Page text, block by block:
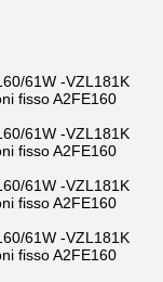
61W -VZL181K
fisso A2FE160
61W -VZL181K
fisso A2FE160
61W -VZL181K
fisso A2FE160
61W -VZL181K
fisso A2FE160